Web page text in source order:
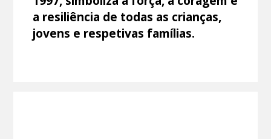
a resiliência de todas as crianças,
jovens e respetivas famílias.